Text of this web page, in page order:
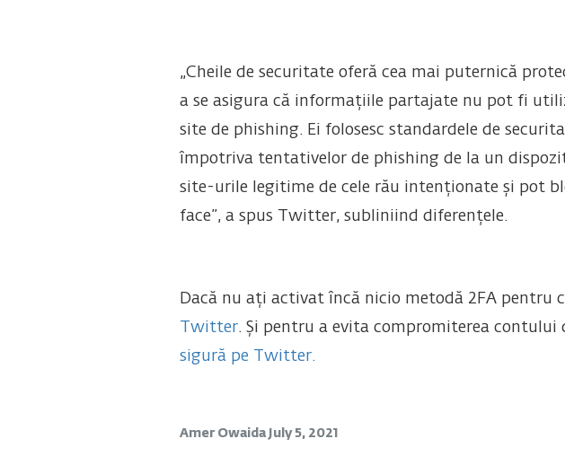
„Cheile de securitate oferă cea mai puternică
a se asigura că informațiile partajate nu pot fi
site de phishing. Ei folosesc standardele de
împotriva tentativelor de phishing de la un
site-urile legitime de cele rău intenționate și pot
face”, a spus Twitter, subliniind diferențele.
Dacă nu ați activat încă nicio metodă 2FA pentru
Twitter. Și pentru a evita compromiterea
sigură pe Twitter.
Amer Owaida July 5, 2021